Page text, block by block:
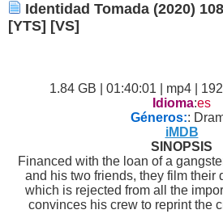
Identidad Tomada (2020)
[YTS] [VS]
1.84 GB | 01:40:01 | mp4 |
Idioma:es
Géneros::
iMDB
SINOPSIS
Financed with the loan of a
and his two friends, they film their
which is rejected from all the
convinces his crew to reprint the